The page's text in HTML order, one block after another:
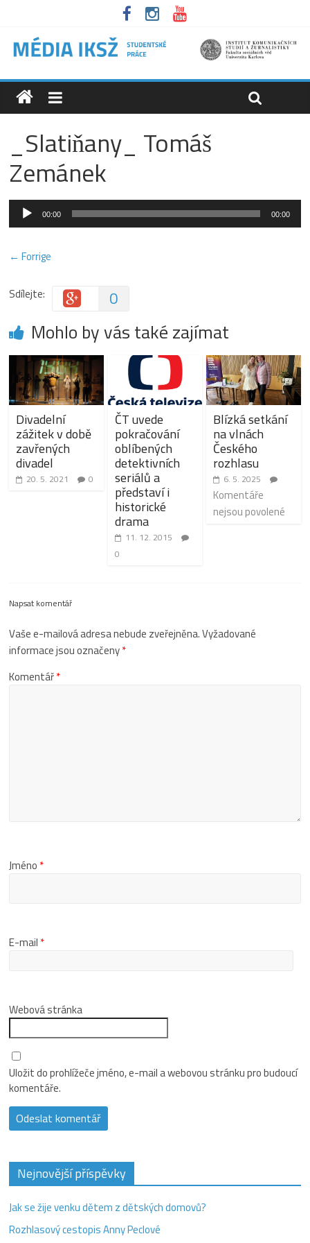
_Slatiňany_ Tomáš
Zemánek
Audio
přehrávač
00:00 00:00
← Forrige
Sdílejte: 0
Mohlo by vás také zajímat
Divadelní
zážitek v době
zavřených
divadel
20. 5. 2021 0
ČT uvede
pokračování
oblíbených
detektivních
seriálů a
představí i
historické
drama
11. 12. 2015
0
Blízká setkání
na vlnách
Českého
rozhlasu
6. 5. 2025
Komentáře
nejsou povolené
Napsat komentář
Vaše e-mailová adresa nebude zveřejněna.Vyžadované
informace jsou označeny*
Komentář*
Jméno *
E-mail *
Webová stránka
Uložit do prohlížeče jméno, e-mail a webovou stránku pro budoucí
komentáře.
Nejnovější příspěvky
Jak se žije venku dětem z dětských domovů?
Rozhlasový cestopis Anny Peclové